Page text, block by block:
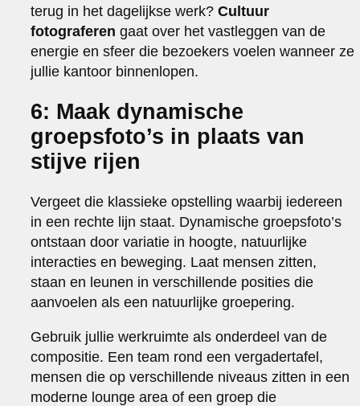
terug in het dagelijkse werk?Cultuur
fotograferen gaat over het vastleggen van de
energie en sfeer die bezoekers voelen wanneer ze
jullie kantoor binnenlopen.
6: Maak dynamische
groepsfoto’s in plaats van
stijve rijen
Vergeet die klassieke opstelling waarbij iedereen
in een rechte lijn staat. Dynamische groepsfoto’s
ontstaan door variatie in hoogte, natuurlijke
interacties en beweging. Laat mensen zitten,
staan en leunen in verschillende posities die
aanvoelen als een natuurlijke groepering.
Gebruik jullie werkruimte als onderdeel van de
compositie. Een team rond een vergadertafel,
mensen die op verschillende niveaus zitten in een
moderne lounge area of een groep die